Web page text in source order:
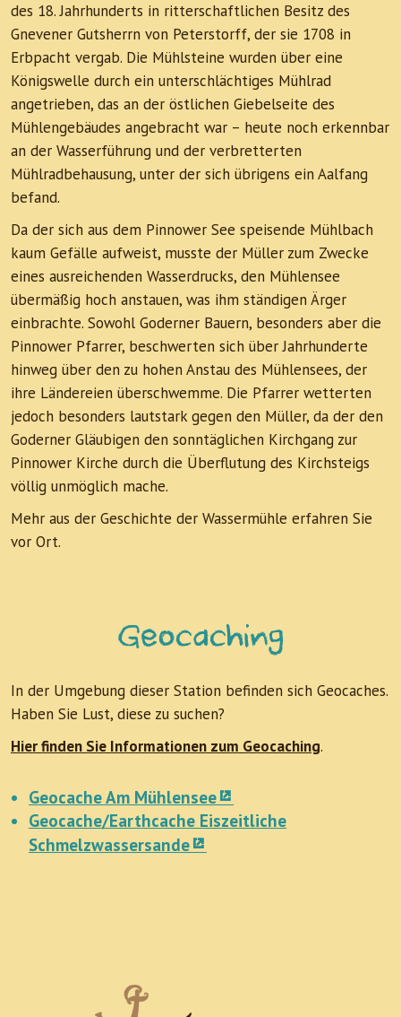
des 18. Jahrhunderts in ritterschaftlichen Besitz des
Gnevener Gutsherrn von Peterstorff, der sie 1708 in
Erbpacht vergab. Die Mühlsteine wurden über eine
Königswelle durch ein unterschlächtiges Mühlrad
angetrieben, das an der östlichen Giebelseite des
Mühlengebäudes angebracht war – heute noch erkennbar
an der Wasserführung und der verbretterten
Mühlradbehausung, unter der sich übrigens ein Aalfang
befand.
Da der sich aus dem Pinnower See speisende Mühlbach
kaum Gefälle aufweist, musste der Müller zum Zwecke
eines ausreichenden Wasserdrucks, den Mühlensee
übermäßig hoch anstauen, was ihm ständigen Ärger
einbrachte. Sowohl Goderner Bauern, besonders aber die
Pinnower Pfarrer, beschwerten sich über Jahrhunderte
hinweg über den zu hohen Anstau des Mühlensees, der
ihre Ländereien überschwemme. Die Pfarrer wetterten
jedoch besonders lautstark gegen den Müller, da der den
Goderner Gläubigen den sonntäglichen Kirchgang zur
Pinnower Kirche durch die Überflutung des Kirchsteigs
völlig unmöglich mache.
Mehr aus der Geschichte der Wassermühle erfahren Sie
vor Ort.
Geocaching
In der Umgebung dieser Station befinden sich Geocaches.
Haben Sie Lust, diese zu suchen?
Hier finden Sie Informationen zum Geocaching.
Geocache Am Mühlensee
Geocache/Earthcache Eiszeitliche
Schmelzwassersande